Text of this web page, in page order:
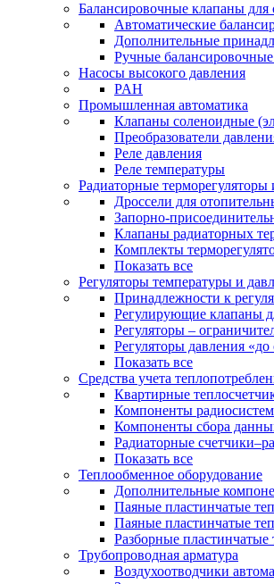
Балансировочные клапаны для
Автоматические
Дополнительные
Ручные
Насосы высокого давления
PAH
Промышленная автоматика
Клапаны соленоидные
Преобразователи
Реле давления
Реле температуры
Радиаторные
Дроссели для
Запорно-
Клапаны радиаторных
Комплекты
Показать все
Регуляторы температуры и
Принадлежности к
Регулирующие клапаны
Регуляторы –
Регуляторы давления «до
Показать все
Средства учета
Квартирные
Компоненты
Компоненты сбора
Радиаторные
Показать все
Теплообменное оборудование
Дополнительные
Паяные пластинчатые
Паяные пластинчатые
Разборные
Трубопроводная арматура
Воздухоотводчики